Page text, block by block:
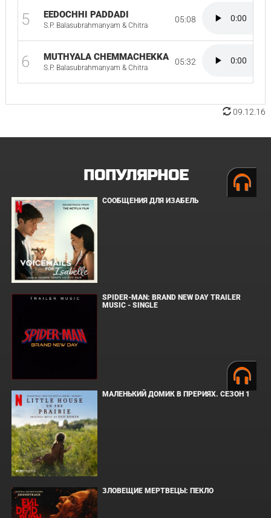
5 EEDOCHHI PADDADI
S.P. Balasubrahmanyam & Chitra
05:08
6 MUTHYALA CHEMMACHEKKA
S.P. Balasubrahmanyam & Chitra
05:32
09.12.16
ПОПУЛЯРНОЕ
СООБЩЕНИЯ ДЛЯ ИЗАБЕЛЬ
SPIDER-MAN: BRAND NEW DAY TRAILER
MUSIC - SINGLE
МАЛЕНЬКИЙ ДОМИК В ПРЕРИЯХ. СЕЗОН 1
ЗЛОВЕЩИЕ МЕРТВЕЦЫ: ПЕКЛО